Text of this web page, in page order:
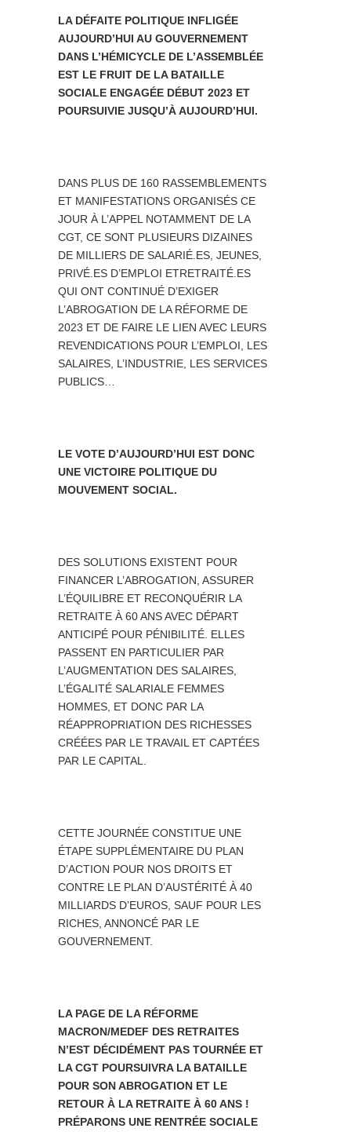
LA DÉFAITE POLITIQUE INFLIGÉE
AUJOURD’HUI AU GOUVERNEMENT
DANS L’HÉMICYCLE DE L’ASSEMBLÉE
EST LE FRUIT DE LA BATAILLE
SOCIALE ENGAGÉE DÉBUT 2023 ET
POURSUIVIE JUSQU’À AUJOURD’HUI.
DANS PLUS DE 160 RASSEMBLEMENTS
ET MANIFESTATIONS ORGANISÉS CE
JOUR À L’APPEL NOTAMMENT DE LA
CGT, CE SONT PLUSIEURS DIZAINES
DE MILLIERS DE SALARIÉ.ES, JEUNES,
PRIVÉ.ES D’EMPLOI ETRETRAITÉ.ES
QUI ONT CONTINUÉ D’EXIGER
L’ABROGATION DE LA RÉFORME DE
2023 ET DE FAIRE LE LIEN AVEC LEURS
REVENDICATIONS POUR L’EMPLOI, LES
SALAIRES, L’INDUSTRIE, LES SERVICES
PUBLICS…
LE VOTE D’AUJOURD’HUI EST DONC
UNE VICTOIRE POLITIQUE DU
MOUVEMENT SOCIAL.
DES SOLUTIONS EXISTENT POUR
FINANCER L’ABROGATION, ASSURER
L’ÉQUILIBRE ET RECONQUÉRIR LA
RETRAITE À 60 ANS AVEC DÉPART
ANTICIPÉ POUR PÉNIBILITÉ. ELLES
PASSENT EN PARTICULIER PAR
L’AUGMENTATION DES SALAIRES,
L’ÉGALITÉ SALARIALE FEMMES
HOMMES, ET DONC PAR LA
RÉAPPROPRIATION DES RICHESSES
CRÉÉES PAR LE TRAVAIL ET CAPTÉES
PAR LE CAPITAL.
CETTE JOURNÉE CONSTITUE UNE
ÉTAPE SUPPLÉMENTAIRE DU PLAN
D’ACTION POUR NOS DROITS ET
CONTRE LE PLAN D’AUSTÉRITÉ À 40
MILLIARDS D’EUROS, SAUF POUR LES
RICHES, ANNONCÉ PAR LE
GOUVERNEMENT.
LA PAGE DE LA RÉFORME
MACRON/MEDEF DES RETRAITES
N’EST DÉCIDÉMENT PAS TOURNÉE ET
LA CGT POURSUIVRA LA BATAILLE
POUR SON ABROGATION ET LE
RETOUR À LA RETRAITE À 60 ANS !
PRÉPARONS UNE RENTRÉE SOCIALE